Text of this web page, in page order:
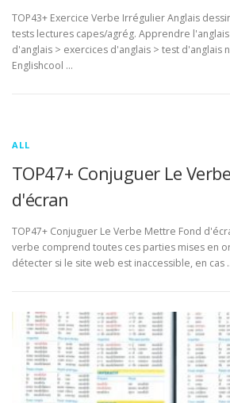
TOP43+ Exercice Verbe Irrégulier Anglais
tests lectures capes/agrég. Apprendre
d'anglais > exercices d'anglais > test d'anglais
Englishcool …
ALL
TOP47+ Conjuguer Le
d'écran
TOP47+ Conjuguer Le Verbe Mettre Fond
verbe comprend toutes ces parties mises en
détecter si le site web est inaccessible, en cas